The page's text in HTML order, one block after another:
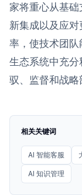
家将重心从基
新集成以及应
率，使技术团
生态系统中充
驭、监督和战略
相关关键词
AI 智能客服
AI 知识管理